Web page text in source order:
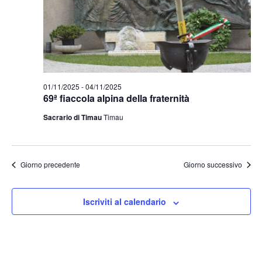
69ª fiaccola alpina della fraternità
01/11/2025 -04/11/2025
Sacrario di TimauTimau
Giorno precedente Giorno successivo
Iscriviti al calendario